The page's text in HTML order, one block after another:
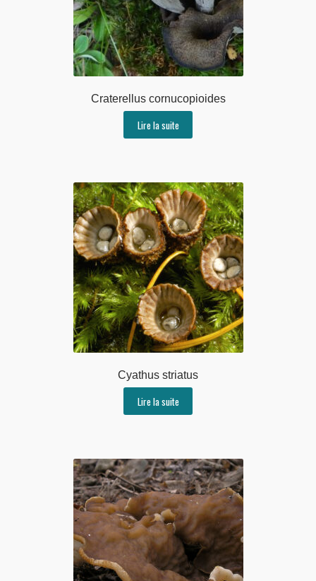
Craterellus cornucopioides
Lire la suite
Cyathus striatus
Lire la suite